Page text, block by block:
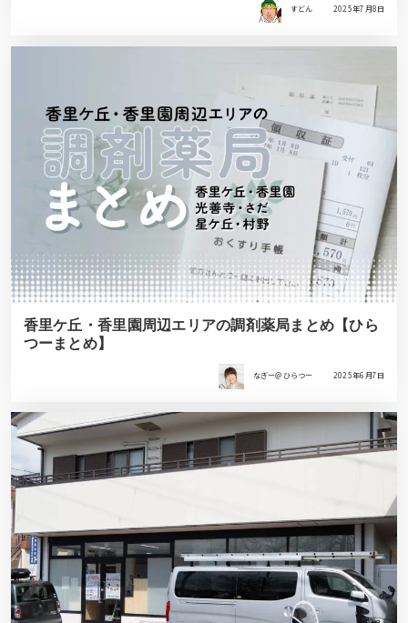
すどん 2025年7月8日
香里ケ丘・香里園周辺エリアの調剤薬局まとめ【ひら
つーまとめ】
なぎー＠ひらつー 2025年6月7日